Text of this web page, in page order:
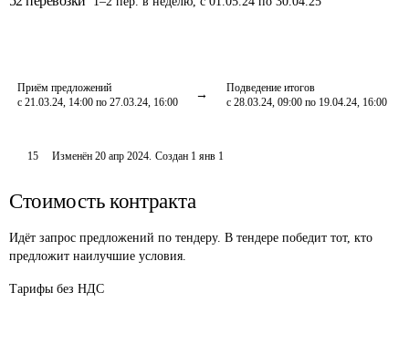
Приём предложений
с 21.03.24, 14:00 по 27.03.24, 16:00
Подведение итогов
с 28.03.24, 09:00 по 19.04.24, 16:00
15 Изменён20 апр 2024. Создан 1 янв 1
Стоимость контракта
Идёт запрос предложений по тендеру. В тендере победит тот, кто
предложит наилучшие условия.
Тарифы без НДС